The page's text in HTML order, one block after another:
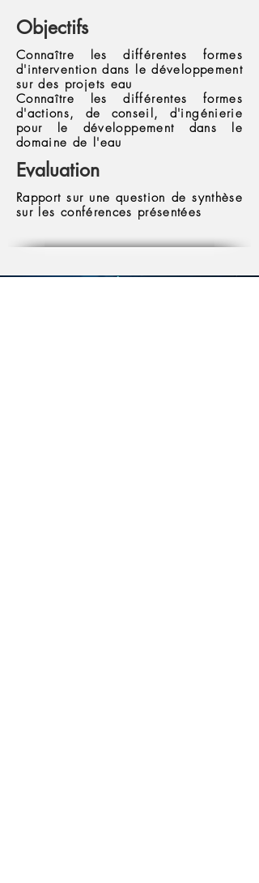
Objectifs
Connaître les différentes formes
d'intervention dans le développement
sur des projets eau
Connaître les différentes formes
d'actions, de conseil, d'ingénierie
pour le développement dans le
domaine de l'eau
Evaluation
Rapport sur une question de synthèse
sur les conférences présentées